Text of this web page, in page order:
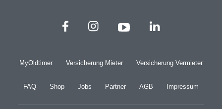
MyOldtimer Versicherung Mieter Versicherung Vermieter
FAQ Shop Jobs Partner AGB Impressum